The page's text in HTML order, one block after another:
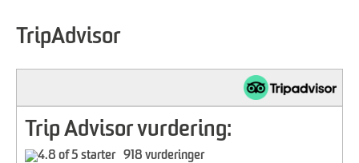
TripAdvisor
Trip Advisor vurdering:
918 vurderinger